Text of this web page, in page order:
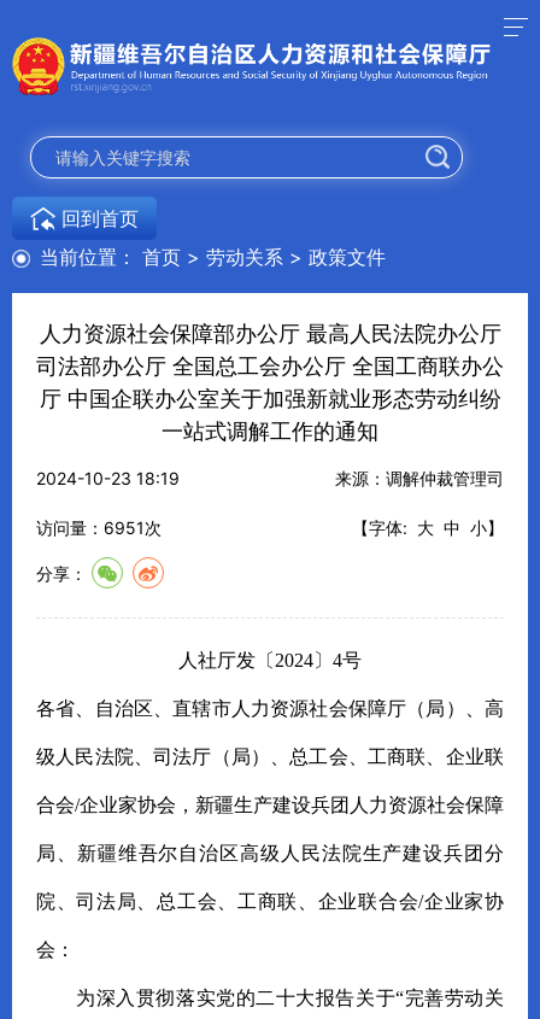
当前位置： 首页 > 劳动关系 > 政策文件
回到首页
人力资源社会保障部办公厅 最高人民法院办公厅
司法部办公厅 全国总工会办公厅 全国工商联办公
厅 中国企联办公室关于加强新就业形态劳动纠纷
一站式调解工作的通知
2024-10-23 18:19 来源：调解仲裁管理司
访问量： 6951次 【字体: 大 中 小】
分享：
人社厅发〔2024〕4号
各省、自治区、直辖市人力资源社会保障厅（局）、高
级人民法院、司法厅（局）、总工会、工商联、企业联
合会/企业家协会，新疆生产建设兵团人力资源社会保障
局、新疆维吾尔自治区高级人民法院生产建设兵团分
院、司法局、总工会、工商联、企业联合会/企业家协
会：
为深入贯彻落实党的二十大报告关于“完善劳动关